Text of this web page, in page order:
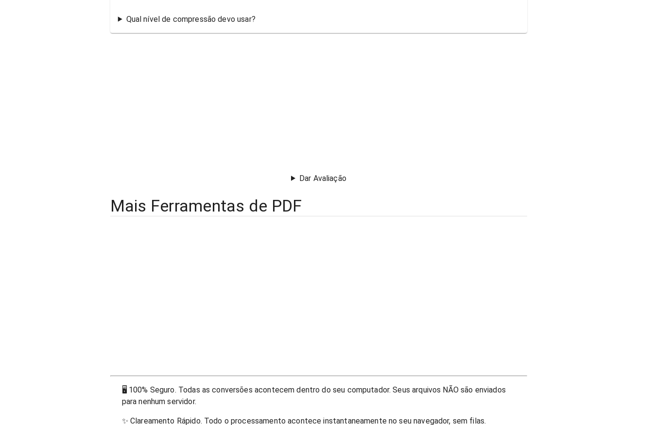
Qual nível de compressão devo usar?
Dar Avaliação
Mais Ferramentas de PDF
🖥 100% Seguro. Todas as conversões acontecem dentro do seu computador. Seus arquivos NÃO são enviados
para nenhum servidor.
✨ Clareamento Rápido. Todo o processamento acontece instantaneamente no seu navegador, sem filas.